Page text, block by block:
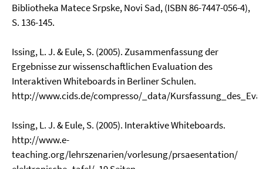
Bibliotheka Matece Srpske, Novi Sad, (ISBN 86-7447-056-4),
S. 136-145.
Issing, L. J. & Eule, S. (2005). Zusammenfassung der
Ergebnisse zur wissenschaftlichen Evaluation des
Interaktiven Whiteboards in Berliner Schulen.
http://www.cids.de/compresso/_data/
Issing, L. J. & Eule, S. (2005). Interaktive Whiteboards.
http://www.e-
teaching.org/lehrszenarien/vorlesung/prsaesentation/